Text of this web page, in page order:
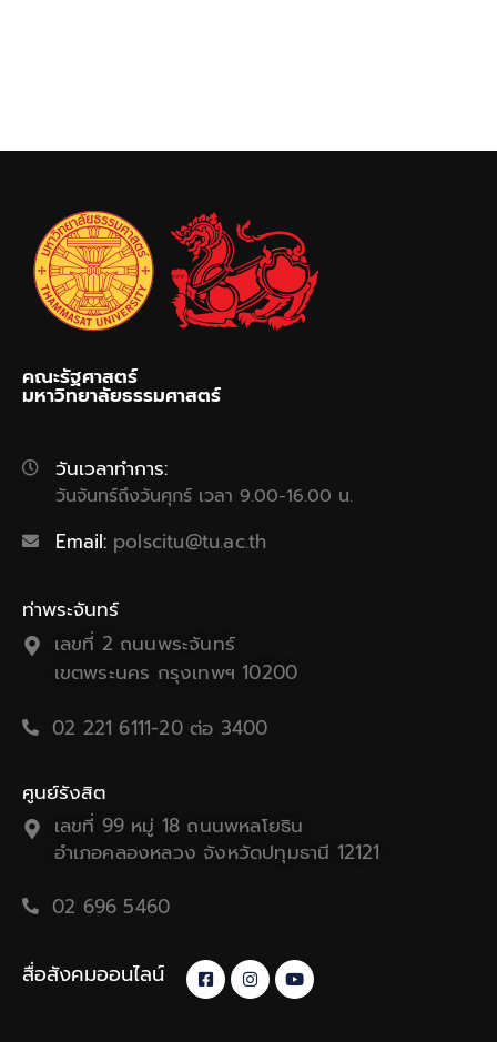
คณะรัฐศาสตร์
มหาวิทยาลัยธรรมศาสตร์
วันเวลาทำการ:
วันจันทร์ถึงวันศุกร์ เวลา 9.00-16.00 น.
Email: polscitu@tu.ac.th
ท่าพระจันทร์
เลขที่ 2 ถนนพระจันทร์
เขตพระนคร กรุงเทพฯ 10200
02 221 6111-20 ต่อ 3400
ศูนย์รังสิต
เลขที่ 99 หมู่ 18 ถนนพหลโยธิน
อำเภอคลองหลวง จังหวัดปทุมธานี 12121
02 696 5460
สื่อสังคมออนไลน์